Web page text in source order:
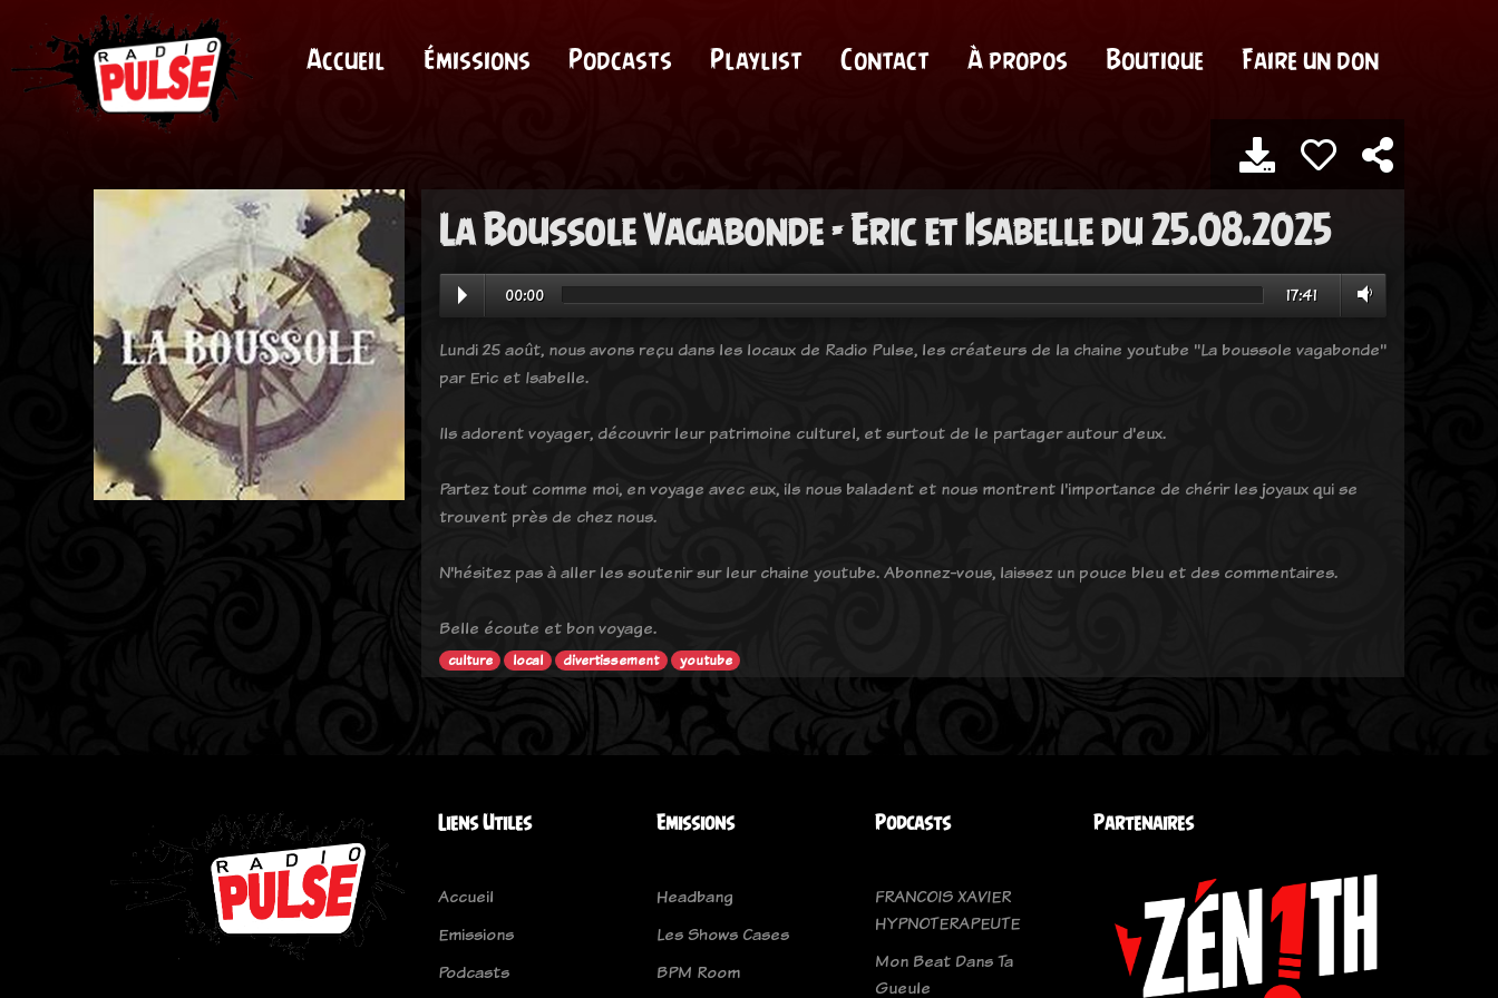
Accueil Émissions Podcasts Playlist Contact À propos Boutique Faire un don
La Boussole Vagabonde - Eric et Isabelle du 25.08.2025
00:00 17:41
Lundi 25 août, nous avons reçu dans les locaux de Radio Pulse, les créateurs de la chaine youtube "La boussole vagabonde"
par Eric et Isabelle.
Ils adorent voyager, découvrir leur patrimoine culturel, et surtout de le partager autour d'eux.
Partez tout comme moi, en voyage avec eux, ils nous baladent et nous montrent l'importance de chérir les joyaux qui se
trouvent près de chez nous.
N'hésitez pas à aller les soutenir sur leur chaine youtube. Abonnez-vous, laissez un pouce bleu et des commentaires.
Belle écoute et bon voyage.
culture local divertissement youtube
Liens Utiles
Accueil
Emissions
Podcasts
Emissions
Headbang
Les Shows Cases
BPM Room
Podcasts
FRANCOIS XAVIER
HYPNOTERAPEUTE
Mon Beat Dans Ta
Gueule
Partenaires